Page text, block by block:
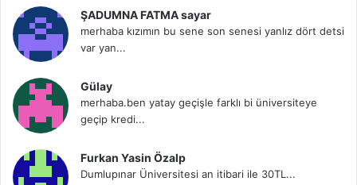
ŞADUMNA FATMA sayar
merhaba kızımın bu sene son senesi yanlız dört detsi
var yan...
Gülay
merhaba.ben yatay geçişle farklı bi üniversiteye
geçip kredi...
Furkan Yasin Özalp
Dumlupınar Üniversitesi an itibari ile 30TL...